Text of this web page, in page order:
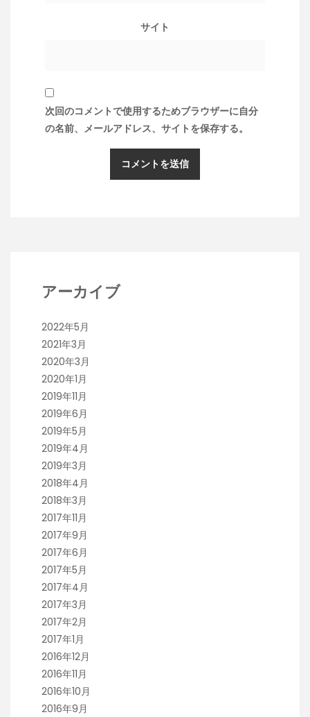
サイト
次回のコメントで使用するためブラウザーに自分
の名前、メールアドレス、サイトを保存する。
アーカイブ
2022年5月
2021年3月
2020年3月
2020年1月
2019年11月
2019年6月
2019年5月
2019年4月
2019年3月
2018年4月
2018年3月
2017年11月
2017年9月
2017年6月
2017年5月
2017年4月
2017年3月
2017年2月
2017年1月
2016年12月
2016年11月
2016年10月
2016年9月